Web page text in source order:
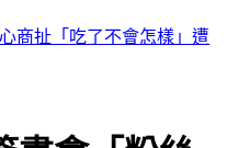
跌34% 九月調漲售價
書會「粉絲